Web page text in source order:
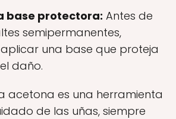
base protectora: Antes de
semipermanentes,
una base que proteja
daño.
acetona es una herramienta
de las uñas, siempre